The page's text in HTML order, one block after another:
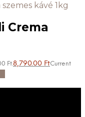
Crema
Ft.8,790.00 FtCurrent